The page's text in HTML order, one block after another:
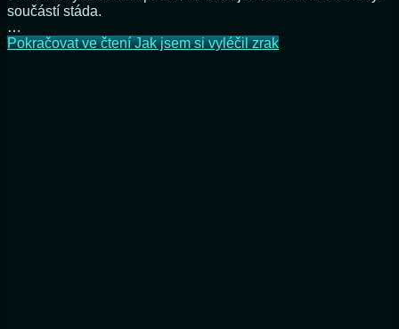
součástí stáda.
…
Pokračovat ve čteníJak jsem si vyléčil zrak